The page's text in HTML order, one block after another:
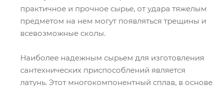
практичное и прочное сырье, от удара тяжелым
предметом на нем могут появляться трещины и
всевозможные сколы.
Наиболее надежным сырьем для изготовления
сантехнических приспособлений является
латунь. Этот многокомпонентный сплав, в основе